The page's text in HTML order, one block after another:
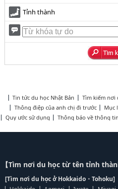
Tỉnh thành
Tin tức du học Nhật Bản Tìm kiếm nơi
Thông điệp của anh chị đi trước
Mục
Quy ước sử dụng
Thông báo về thông
【Tìm nơi du học từ tên tỉnh
[Tìm nơi du học ở Hokkaido・Tohoku]